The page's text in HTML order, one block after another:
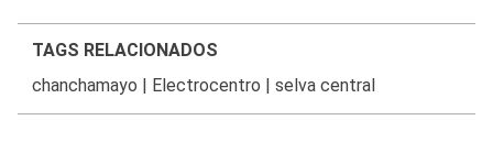
TAGS RELACIONADOS
chanchamayo
Electrocentro selva central